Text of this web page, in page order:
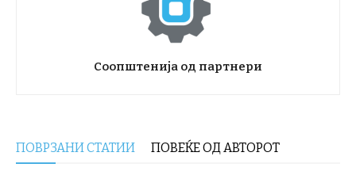
Соопштенија од партнери
ПОВРЗАНИ СТАТИИ ПОВЕЌЕ ОД АВТОРОТ